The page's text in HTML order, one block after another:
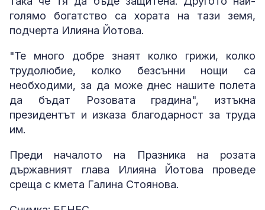
голямо богатство са хората на тази земя,
подчерта Илияна Йотова.
"Те много добре знаят колко грижи, колко
трудолюбие, колко безсънни нощи са
необходими, за да може днес нашите полета
да бъдат Розовата градина", изтъкна
президентът и изказа благодарност за труда
им.
Преди началото на Празника на розата
държавният глава Илияна Йотова проведе
среща с кмета Галина Стоянова.